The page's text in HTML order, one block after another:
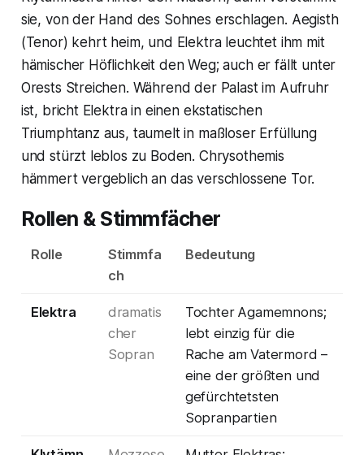
sie, von der Hand des Sohnes erschlagen. Aegisth
(Tenor) kehrt heim, und Elektra leuchtet ihm mit
hämischer Höflichkeit den Weg; auch er fällt unter
Orests Streichen. Während der Palast im Aufruhr
ist, bricht Elektra in einen ekstatischen
Triumphtanz aus, taumelt in maßloser Erfüllung
und stürzt leblos zu Boden. Chrysothemis
hämmert vergeblich an das verschlossene Tor.
Rollen & Stimmfächer
Rolle
Stimmfa
ch
Bedeutung
Elektra
dramatis
cher
Sopran
Tochter Agamemnons;
lebt einzig für die
Rache am Vatermord –
eine der größten und
gefürchtetsten
Sopranpartien